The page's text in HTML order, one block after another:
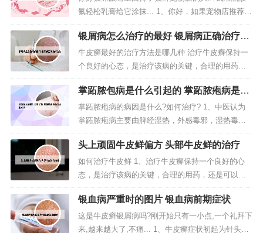
银屑病很常用的一种方法。在银屑病初期或者病情
较轻的阶段可以使用这种方法进行治...
氟轻松乳膏给它涂抹... 1、你好，如果宠物店推荐使
用了某种药物，但是并没有改善病情，那么可能需
要重新评估病情并尝试使用其他治疗方法。猫藓是
一种由真菌感染引起的皮肤病，通常需要使用抗真
菌药物治疗。2、不建议轻易使用。当猫咪长了猫癣
需要及时治疗，因为猫癣不但...
银屑病怎么治疗的最好 银屑病正确治疗方
法
牛皮癣最好的治疗方法是哪几种 治疗牛皮癣保持一
个良好的心态，是治疗该病的关键，合理的用药，
还是可以降低其复发几率的。用药时应注意：不可
片面追求近期疗效。西医治疗虽然快捷，但是容易
复发。选用中医治疗比较好。第一：双氧水治疗牛
皮癣。双氧水在我们的日常生活中非常常见，此偏
方需要将双氧水稀释，在双氧水中兑入...
掌跖脓包病是什么引起的 掌跖脓疱病是怎
么形成的
掌跖脓疱病的病因是什么?如何治疗? 1、中医认为
掌跖脓疱病主要由脾经湿热，外感毒邪，湿热毒邪
循经外发，蕴搏于掌跖所致，发病初期以清热除湿
解毒为主，后期阴伤血燥，余毒未清，治以滋阴养
血，兼清余毒。临床上取得显著疗效。 不管是什么
治疗方法，都应在正规医师的监督下使用。2、您好
问题分析： 掌跖脓疱病能治...
头上顽固牛皮鲜偏方 头部牛皮鲜的治疗
如何治疗牛皮鲜 1、治疗牛皮癣保持一个良好的心
态，是治疗该病的关键，合理的用药，还是可以降
低其复发几率的。用药时应注意：不可片面追求近
期疗效。西医治疗虽然快捷，但是容易复发。选用
中医治疗比较好。2、牛皮癣的治疗：心理治疗。要
帮助患者了解病情，分析诱因和反复加重的原因，
银血病严重时的图片 银血病前期症状
这是牛皮癣银屑病吗?刚开始只有一小点,一个礼拜下
来,越来越大了,不痛... 1、牛皮癣症状初起为针头或